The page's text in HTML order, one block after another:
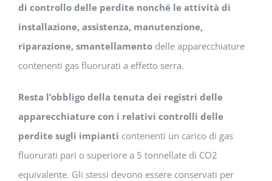
di controllo delle perdite nonché le attività di
installazione, assistenza, manutenzione,
riparazione, smantellamento delle apparecchiature
contenenti gas fluorurati a effetto serra.
Resta l’obbligo della tenuta dei registri delle
apparecchiature con i relativi controlli delle
perdite sugli impianti contenenti un carico di gas
fluorurati pari o superiore a 5 tonnellate di CO2
equivalente. Gli stessi devono essere conservati per